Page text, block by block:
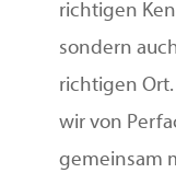
richtigen
sondern
richtigen
wir von
gemeinsam